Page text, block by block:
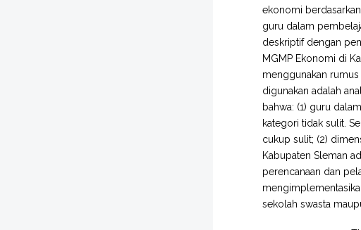
ekonomi
guru dalam
deskriptif dengan
MGMP Ekonomi di
menggunakan
digunakan adalah
bahwa: (1) guru
kategori tidak sulit.
cukup sulit; (2)
Kabupaten Sleman
perencanaan dan
sekolah swasta